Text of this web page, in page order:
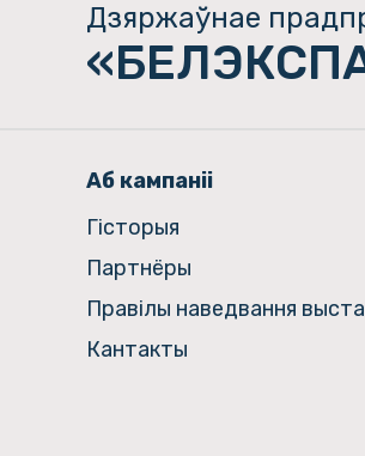
Дзяржаўнае
Аб кампаніі
Гiсторыя
Партнёры
Правілы наведвання
Кантакты